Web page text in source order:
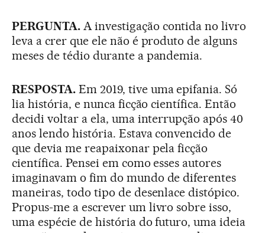
PERGUNTA.A investigação contida no livro
leva a crer que ele não é produto de alguns
meses de tédio durante a pandemia.
RESPOSTA.Em 2019, tive uma epifania. Só
lia história, e nunca ficção científica. Então
decidi voltar a ela, uma interrupção após 40
anos lendo história. Estava convencido de
que devia me reapaixonar pela ficção
científica. Pensei em como esses autores
imaginavam o fim do mundo de diferentes
maneiras, todo tipo de desenlace distópico.
Propus-me a escrever um livro sobre isso,
uma espécie de história do futuro, uma ideia